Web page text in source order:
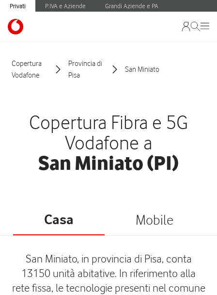
Privati P.IVA e Aziende Grandi Aziende e PA
Copertura
Vodafone
Provincia di
Pisa
San Miniato
Copertura Fibra e 5G
Vodafone a
San Miniato (PI)
Casa Mobile
San Miniato, in provincia di Pisa, conta
13150 unità abitative. In riferimento alla
rete fissa, le tecnologie presenti nel comune